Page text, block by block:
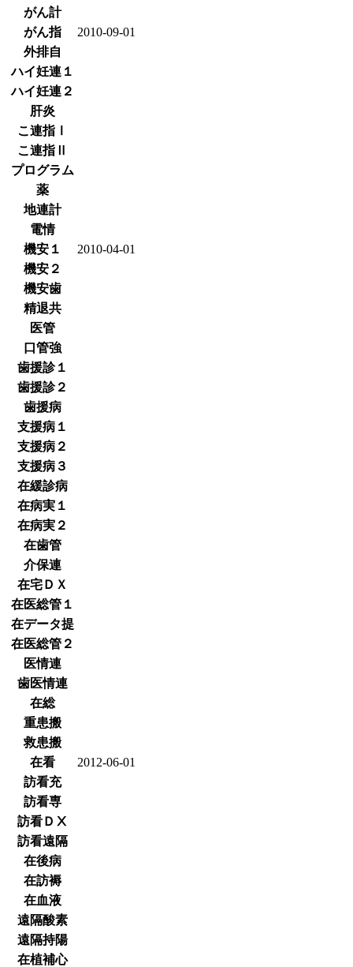
がん計
がん指
2010-09-01
外排自
ハイ妊連１
ハイ妊連２
肝炎
こ連指Ⅰ
こ連指Ⅱ
プログラム
薬
地連計
電情
機安１
2010-04-01
機安２
機安歯
精退共
医管
口管強
歯援診１
歯援診２
歯援病
支援病１
支援病２
支援病３
在緩診病
在病実１
在病実２
在歯管
介保連
在宅ＤＸ
在医総管１
在データ提
在医総管２
医情連
歯医情連
在総
重患搬
救患搬
在看
2012-06-01
訪看充
訪看専
訪看ＤⅩ
訪看遠隔
在後病
在訪褥
在血液
遠隔酸素
遠隔持陽
在植補心